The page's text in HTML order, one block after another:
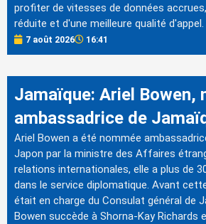
profiter de vitesses de données
réduite et d'une meilleure qualité
7 août 2026 16:41
Jamaïque: Ariel Bowen,
ambassadrice de
Ariel Bowen a été nommée
Japon par la ministre des Affaires
relations internationales, elle a plus de
dans le service diplomatique. Avant
était en charge du Consulat général de
Bowen succède à Shorna-Kay Richards